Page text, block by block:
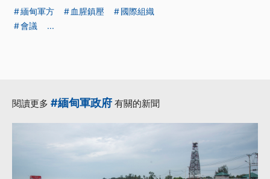
緬甸軍方 血腥鎮壓
國際組織
會議
...
閱讀更多 #緬甸軍政府 有關的新聞